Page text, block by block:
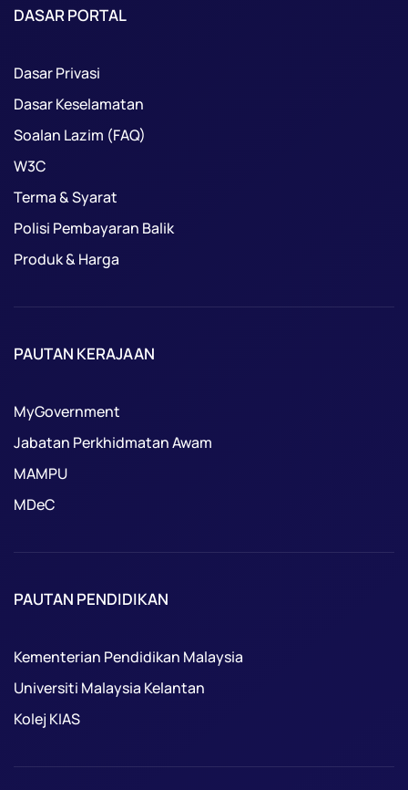
DASAR PORTAL
Dasar Privasi
Dasar Keselamatan
Soalan Lazim (FAQ)
W3C
Terma & Syarat
Polisi Pembayaran Balik
Produk & Harga
PAUTAN KERAJAAN
MyGovernment
Jabatan Perkhidmatan Awam
MAMPU
MDeC
PAUTAN PENDIDIKAN
Kementerian Pendidikan Malaysia
Universiti Malaysia Kelantan
Kolej KIAS